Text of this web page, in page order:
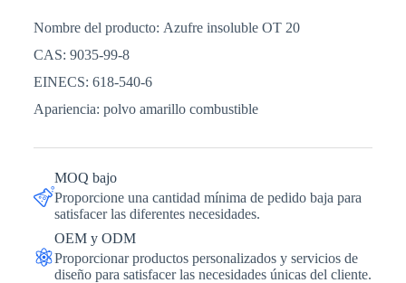
Nombre del producto: Azufre insoluble OT 20
CAS: 9035-99-8
EINECS: 618-540-6
Apariencia: polvo amarillo combustible
MOQ bajo
Proporcione una cantidad mínima de pedido baja para
satisfacer las diferentes necesidades.
OEM y ODM
Proporcionar productos personalizados y servicios de
diseño para satisfacer las necesidades únicas del cliente.